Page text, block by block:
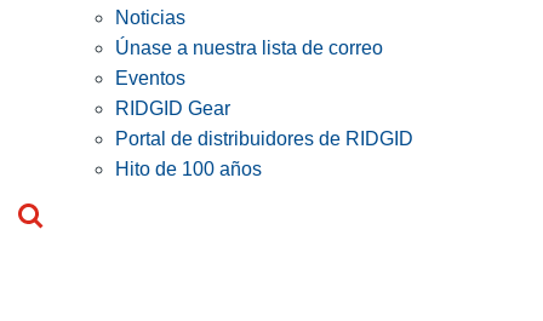
Noticias
Únase a nuestra lista de correo
Eventos
RIDGID Gear
Portal de distribuidores de RIDGID
Hito de 100 años